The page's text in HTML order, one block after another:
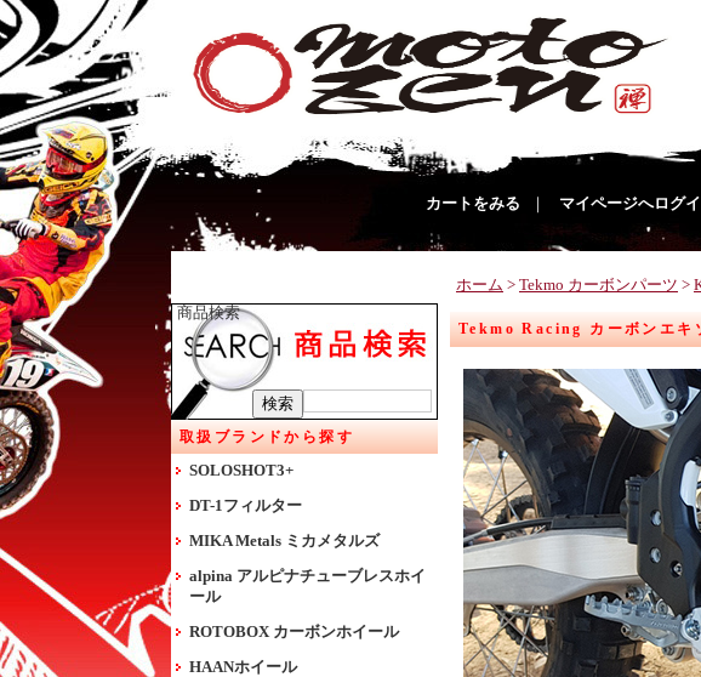
カートをみる マイページへログ
商品検索
取扱ブランドから探す
SOLOSHOT3+
DT-1フィルター
MIKA Metals ミカメタルズ
alpina アルピナチューブレスホイ
ール
ROTOBOX カーボンホイール
HAANホイール
ホーム > Tekmo カーボンパーツ >
Tekmo Racing カーボンエキ